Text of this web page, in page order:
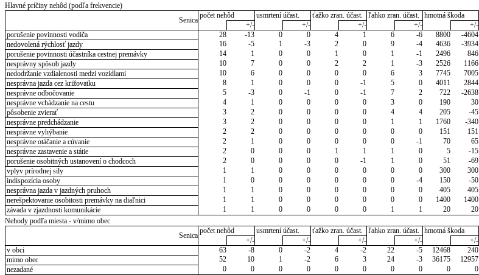
Hlavné príčiny nehôd (podľa frekvencie)
Senica
počet nehôd usmrtení účast. ťažko zran. účast. ľahko zran. účast. hmotná škoda
+/-
+/- +/- +/- +/-
porušenie povinnosti vodiča
28 -13 0 0 4 1 6 -6 8800 -4604
nedovolená rýchlosť jazdy
16 -5 1 -3 2 0 9 -4 4636 -3934
porušenie povinnosti účastníka cestnej premávky
14 1 0 0 1 0 1 -1 2496 846
nesprávny spôsob jazdy
10 7 0 0 2 2 1 -3 2526 1166
nedodržanie vzdialenosti medzi vozidlami
10 6 0 0 0 0 6 3 7745 7005
nesprávna jazda cez križovatku
8 1 0 0 0 -1 5 0 4011 2844
nesprávne odbočovanie
5 -3 0 -1 0 -1 7 2 722 -2638
nesprávne vchádzanie na cestu
4 1 0 0 0 0 3 0 190 30
pôsobenie zvierať
3 2 0 0 0 0 4 4 205 -45
nesprávne predchádzanie
3 2 0 0 0 0 1 1 1760 -340
nesprávne vyhýbanie
2 2 0 0 0 0 0 0 151 151
nesprávne otáčanie a cúvanie
2 1 0 0 0 0 0 -1 70 65
nesprávne zastavenie a státie
2 0 0 0 1 1 1 0 5 -15
porušenie osobitných ustanovení o chodcoch
2 0 0 0 0 -1 1 0 51 -69
vplyv prírodnej sily
1 1 0 0 0 0 0 0 300 300
indispozícia osoby
1 0 0 0 0 0 0 -4 150 -50
nesprávna jazda v jazdných pruhoch
1 1 0 0 0 0 0 0 405 405
nerešpektovanie osobitosti premávky na diaľnici
1 1 0 0 0 0 0 0 1400 1400
závada v zjazdnosti komunikácie
1 1 0 0 0 0 1 1 20 20
Nehody podľa miesta - v/mimo obec
Senica
počet nehôd usmrtení účast. ťažko zran. účast. ľahko zran. účast. hmotná škoda
+/-
+/- +/- +/- +/-
v obci
63 -8 0 -2 4 -2 22 -5 12468 240
mimo obec
52 10 1 -2 6 3 24 -3 36175 12957
nezadané
0 0 0 0 0 0 0 0 0 0